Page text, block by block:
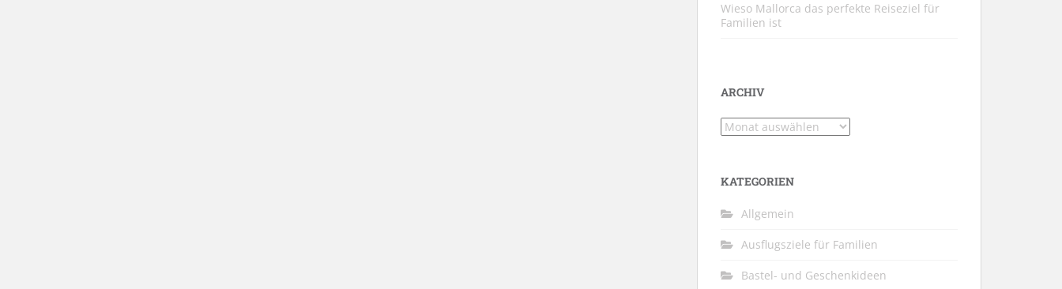
Wieso Mallorca das perfekte Reiseziel für
Familien ist
ARCHIV
Archiv
KATEGORIEN
Allgemein
Ausflugsziele für Familien
Bastel- und Geschenkideen